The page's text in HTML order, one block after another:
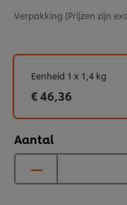
Verpakking (Prijzen zijn
Aantal
Eenheid 1 x 1,4 kg
€ 46,36